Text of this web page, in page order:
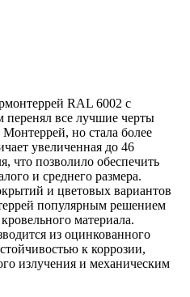
RAL 6002 с
все лучшие черты
но стала более
увеличенная до 46
что позволило обеспечить
и среднего размера.
и цветовых вариантов
популярным решением
материала.
из оцинкованного
к коррозии,
излучения и механическим